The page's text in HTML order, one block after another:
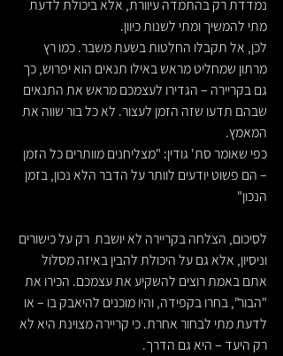
נמדדת רק בהתמדה עיוורת, אלא ביכולת לדעת
מתי להמשיך ומתי לשנות כיוון.
לכן, אל תקבלו החלטות בשעת משבר. כמו רץ
מרתון שמחליט מראש באילו תנאים הוא יפרוש, כך
גם בקריירה – הגדירו לעצמכם מראש את התנאים
שבהם תדעו שזה הזמן לעצור. לא כל בור שווה את
המאמץ.
כפי שאומר סת' גודין: "מצליחנים מוותרים כל הזמן
– הם פשוט יודעים לוותר על הדבר הלא נכון, בזמן
הנכון"
לסיכום, הצלחה בקריירה לא יושבת  רק על כישורים
וניסיון, אלא גם על היכולת להבין באיזה מסלול
אתם באמת רוצים להשקיע את עצמכם. הכירו את
"הבור", בחרו בקפידה, והיו מוכנים להיאבק בו – או
לדעת מתי לבחור אחרת. כי קריירה מצוינת היא לא
רק היעד – היא גם הדרך.